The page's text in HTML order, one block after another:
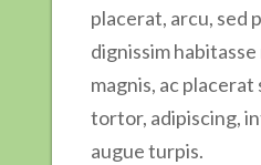
placerat, arcu, sed
dignissim
magnis, ac
tortor, adipiscing,
augue turpis.